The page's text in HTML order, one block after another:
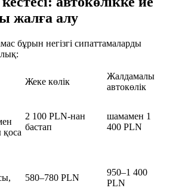
жалға алу
бұрын негізгі сипаттамаларды
Жеке көлік
Жалдамалы
автокөлік
2 100 PLN-нан
бастап
шамамен 1
400 PLN
580–780 PLN
950–1 400
PLN